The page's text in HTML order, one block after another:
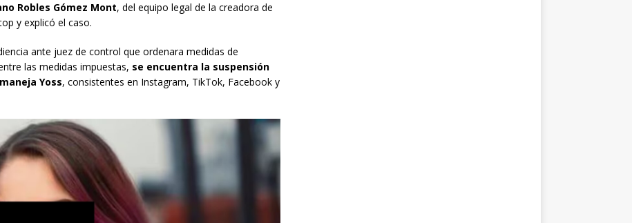
Robles Gómez Mont, del equipo legal de la creadora de
y explicó el caso.
ante juez de control que ordenara medidas de
las medidas impuestas, se encuentra la suspensión
Yoss, consistentes en Instagram, TikTok, Facebook y